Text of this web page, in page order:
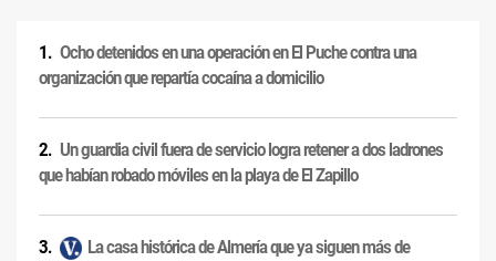
Ocho detenidos en una operación en El Puche contra una
organización que repartía cocaína a domicilio
Un guardia civil fuera de servicio logra retener a dos ladrones
que habían robado móviles en la playa de El Zapillo
La casa histórica de Almería que ya siguen más de